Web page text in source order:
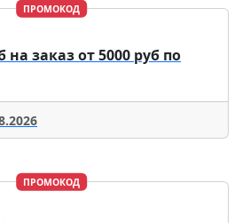
ПРОМОКОД
на заказ от 5000 руб по
ПРОМОКОД